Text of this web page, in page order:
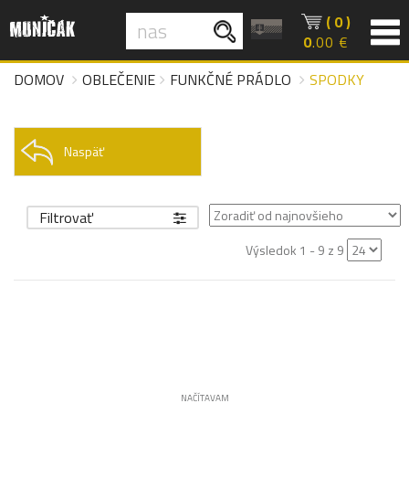
( 0 )
0.00 €
DOMOV
OBLEČENIE FUNKČNÉ PRÁDLO SPODKY
Naspäť
Filtrovať
Výsledok 1 - 9 z 9
NAČÍTAVAM